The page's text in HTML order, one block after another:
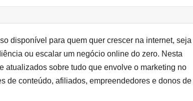
disponível para quem quer crescer na internet, seja
ou escalar um negócio online do zero. Nesta
atualizados sobre tudo que envolve o marketing no
de conteúdo, afiliados, empreendedores e donos de